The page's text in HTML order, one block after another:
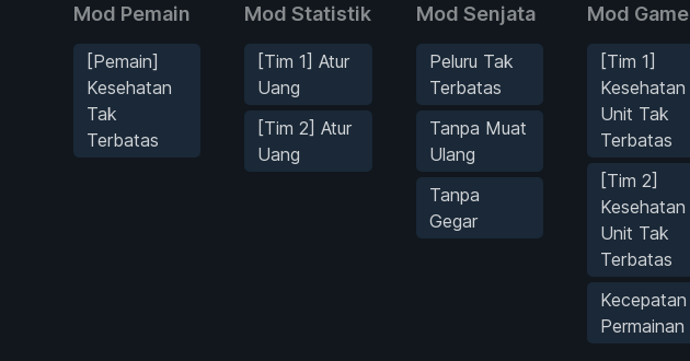
Mod Pemain
[Pemain]
Kesehatan
Tak
Terbatas
Mod Statistik
[Tim 1] Atur
Uang
[Tim 2] Atur
Uang
Mod Senjata
Peluru Tak
Terbatas
Tanpa Muat
Ulang
Tanpa
Gegar
Mod Game
[Tim 1]
Kesehatan
Unit Tak
Terbatas
[Tim 2]
Kesehatan
Unit Tak
Terbatas
Kecepatan
Permainan